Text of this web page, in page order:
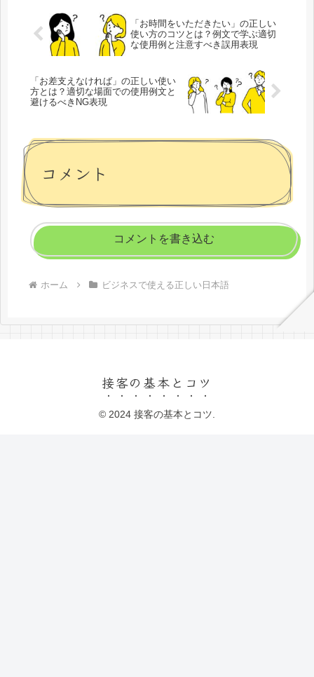
「お時間をいただきたい」の正しい
使い方のコツとは？例文で学ぶ適切
な使用例と注意すべき誤用表現
「お差支えなければ」の正しい使い
方とは？適切な場面での使用例文と
避けるべきNG表現
コメント
コメントを書き込む
ホーム ビジネスで使える正しい日本語
接客の基本とコツ
© 2024 接客の基本とコツ.